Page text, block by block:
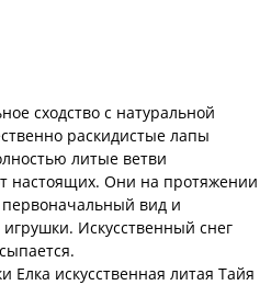
сходство с натуральной
раскидистые лапы
литые ветви
настоящих. Они на протяжении
вид и
Искусственный снег
Елка искусственная литая Тайя